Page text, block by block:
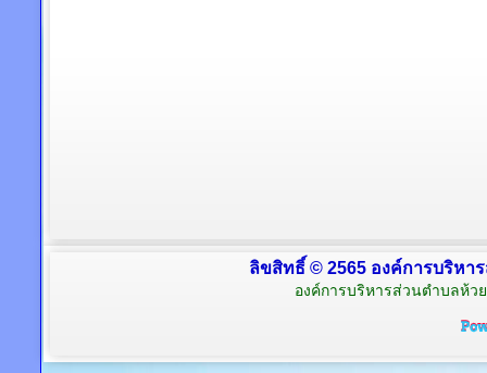
ลิขสิทธิ์ © 2565 องค์การบริหา
องค์การบริหารส่วนตำบลห้ว